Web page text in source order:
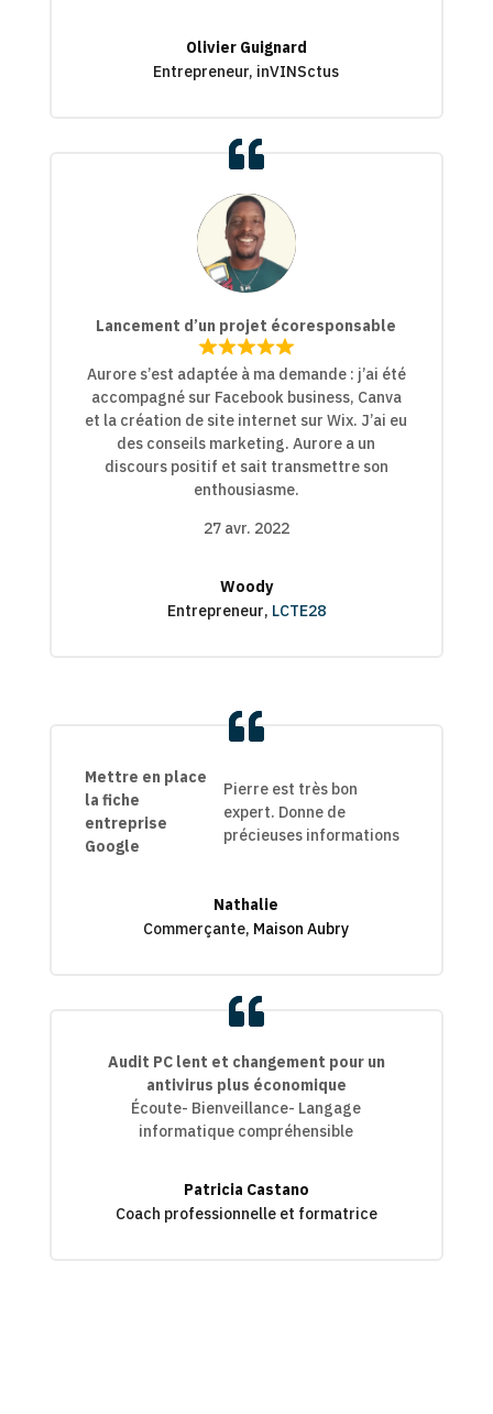
Olivier Guignard
Entrepreneur, inVINSctus
Lancement d’un projet écoresponsable
Rated
5,0
out
of
5
5,0
out
of
5
Aurore s’est adaptée à ma demande : j’ai été
accompagné sur Facebook business, Canva
et la création de site internet sur Wix. J’ai eu
des conseils marketing. Aurore a un
discours positif et sait transmettre son
enthousiasme.
27 avr. 2022
Woody
Entrepreneur, LCTE28
Mettre en place
la fiche
entreprise
Google
Pierre est très bon
expert. Donne de
précieuses informations
Nathalie
Commerçante, Maison Aubry
Audit PC lent et changement pour un
antivirus plus économique
Écoute- Bienveillance- Langage
informatique compréhensible
Patricia Castano
Coach professionnelle et formatrice